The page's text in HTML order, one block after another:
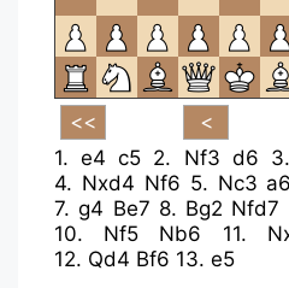
1.e4 c5 2. Nf3 d6 3.
4. Nxd4 Nf6 5. Nc3 a6
7.g4 Be7 8. Bg2 Nfd7
10. Nf5 Nb6 11.
12. Qd4 Bf6 13. e5